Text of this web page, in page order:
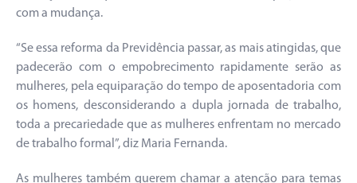
com a mudança.
“Se essa reforma da Previdência passar, as mais atingidas, que
padecerão com o empobrecimento rapidamente serão as
mulheres, pela equiparação do tempo de aposentadoria com
os homens, desconsiderando a dupla jornada de trabalho,
toda a precariedade que as mulheres enfrentam no mercado
de trabalho formal”, diz Maria Fernanda.
As mulheres também querem chamar a atenção para temas